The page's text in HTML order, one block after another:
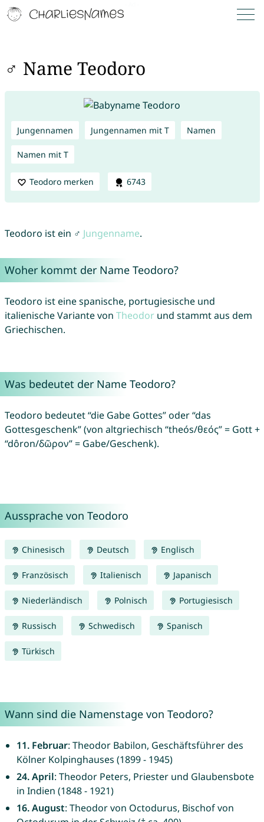
♂ Name Teodoro
Jungennamen Jungennamen mit T Namen
Namen mit T
Teodoro merken 6743
Teodoro ist ein ♂ Jungenname.
Woher kommt der Name Teodoro?
Teodoro ist eine spanische, portugiesische und
italienische Variante von Theodorund stammt aus dem
Griechischen.
Was bedeutet der Name Teodoro?
Teodoro bedeutet “die Gabe Gottes” oder “das
Gottesgeschenk” (von altgriechisch “theós/θεός” = Gott +
“dôron/δῶρον” = Gabe/Geschenk).
Aussprache von Teodoro
Chinesisch Deutsch Englisch
Französisch Italienisch Japanisch
Niederländisch Polnisch Portugiesisch
Russisch Schwedisch Spanisch
Türkisch
Wann sind die Namenstage von Teodoro?
11. Februar: Theodor Babilon, Geschäftsführer des
Kölner Kolpinghauses (1899 - 1945)
24. April: Theodor Peters, Priester und Glaubensbote
in Indien (1848 - 1921)
16. August: Theodor von Octodurus, Bischof von